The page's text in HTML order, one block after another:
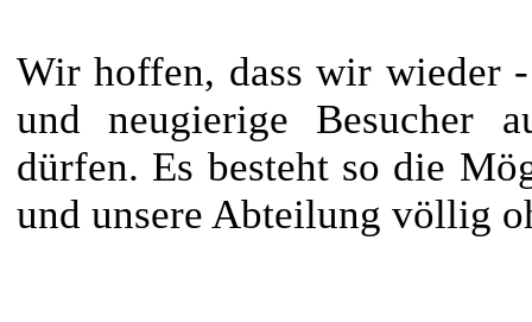
Wir hoffen, dass wir wieder
und neugierige Besucher
dürfen. Es besteht so die
und unsere Abteilung völlig